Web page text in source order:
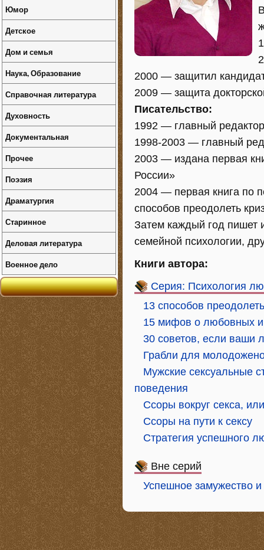
2000 — защитил
2009 — защита
Писательство:
1992 — главный
1998-2003 — главный
2003 — издана первая
России»
2004 — первая книга по
способов преодолеть
Затем каждый год пишет
семейной психологии,
Книги автора:
Серия: Психология
13 способов
15 мифов о любовных
30 советов, если ваши
Грабли для
Мужские сексуальные
поведения
Ссоры вокруг секса,
Ссоры на пути к сексу
Стратегия успешного
Вне серий
Успешное замужество
Юмор
Детское
Дом и семья
Наука, Образование
Справочная литература
Духовность
Документальная
Прочее
Поэзия
Драматургия
Старинное
Деловая литература
Военное дело